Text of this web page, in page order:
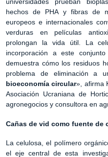
hechos de PHA y fibras de
europeos e internacionales
verduras en películas
prolongan la vida útil. La
incorporación a este
demuestra cómo los residuos
problema de eliminación a
bioeconomía circular», afirma
Asociación Ucraniana de
agronegocios y consultora en
Cañas de vid como fuente de
La celulosa, el polímero
el eje central de esta